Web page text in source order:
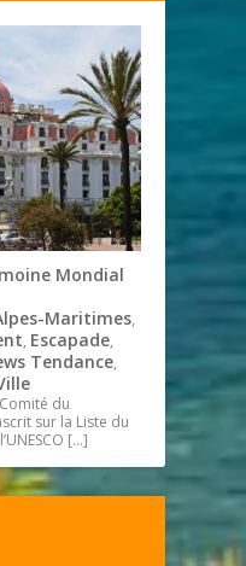
Mondial
Maritimes,
, Escapade,
Tendance,
du
sur la Liste du
[…]